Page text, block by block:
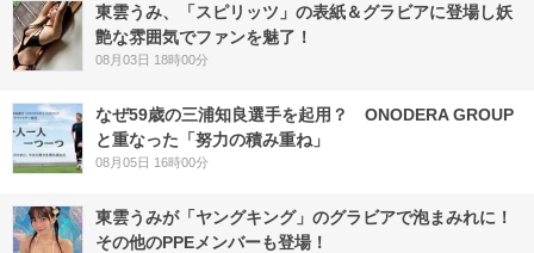
東雲うみ、「スピリッツ」の表紙＆グラビアに登場し妖
艶な雰囲気でファンを魅了！
08月03日 18時00分
なぜ59歳の三浦知良選手を起用？ ONODERA GROUP
と重なった「努力の積み重ね」
08月05日 16時00分
東雲うみが「ヤングキング」のグラビアで泡まみれに！
その他のPPEメンバーも登場！